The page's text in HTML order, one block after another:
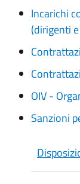
Incarichi
(dirigenti
OIV -
Sanzioni